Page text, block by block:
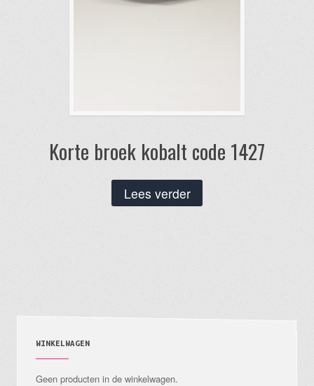
Korte broek kobalt code 1427
Lees verder
WINKELWAGEN
Geen producten in de winkelwagen.